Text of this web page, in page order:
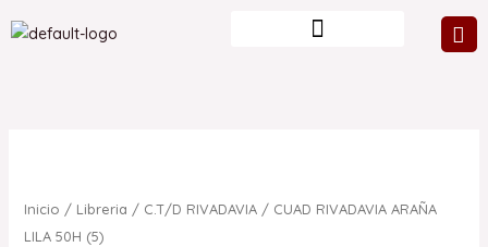
al
Inicio / Libreria / C.T/D RIVADAVIA/ CUAD RIVADAVIA ARAÑA
LILA 50H (5)